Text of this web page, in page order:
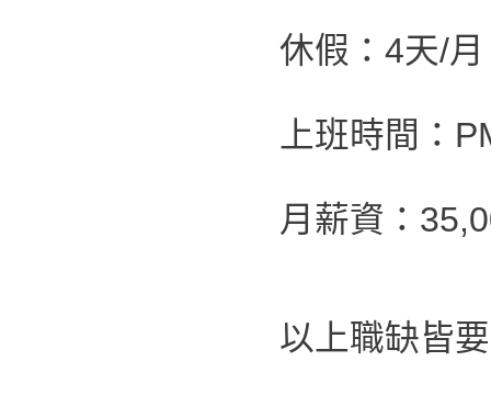
休假：4天/
上班時間：
月薪資：
以上職缺皆